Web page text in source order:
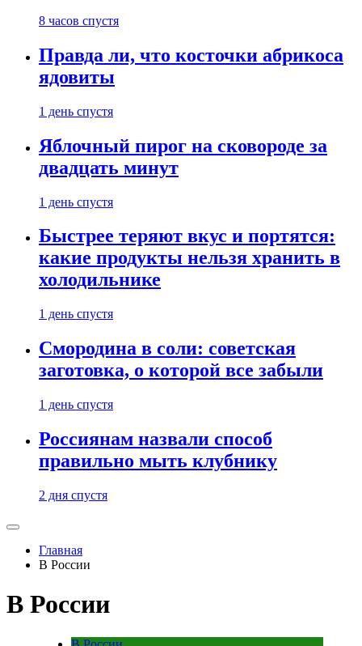
8 часов спустя
Правда ли, что косточки абрикоса
ядовиты
1 день спустя
Яблочный пирог на сковороде за
двадцать минут
1 день спустя
Быстрее теряют вкус и портятся:
какие продукты нельзя хранить в
холодильнике
1 день спустя
Смородина в соли: советская
заготовка, о которой все забыли
1 день спустя
Россиянам назвали способ
правильно мыть клубнику
2 дня спустя
Главная
В России
В России